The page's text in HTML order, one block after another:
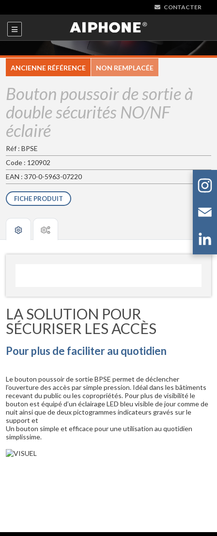
CONTACTER
ANCIENNE RÉFÉRENCE NON REMPLACÉE
Bouton poussoir de sortie à
double sécurités NO/NF
éclairé
Réf : BPSE
Code : 120902
EAN : 370-0-5963-07220
FICHE PRODUIT
LA SOLUTION POUR
SÉCURISER LES ACCÈS
Pour plus de faciliter au quotidien
Le bouton poussoir de sortie BPSE permet de déclencher
l’ouverture des accès par simple pression. Idéal dans les bâtiments
recevant du public ou les copropriétés. Pour plus de visibilité le
bouton est équipé d’un éclairage LED bleu visible de jour comme de
nuit ainsi que de deux pictogrammes indicateurs gravés sur le
support et
Un bouton simple et efficace pour une utilisation au quotidien
simplissime.